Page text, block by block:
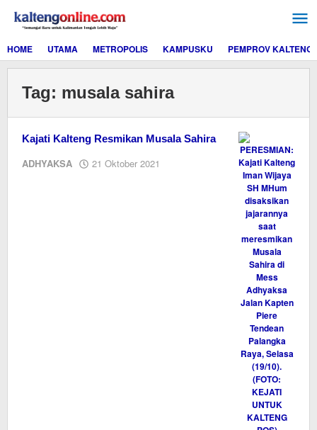
konten
HOME
UTAMA METROPOLIS KAMPUSKU PEMPROV KALTENG
Tag: musala sahira
Kajati Kalteng Resmikan Musala Sahira
ADHYAKSA 21 Oktober 2021